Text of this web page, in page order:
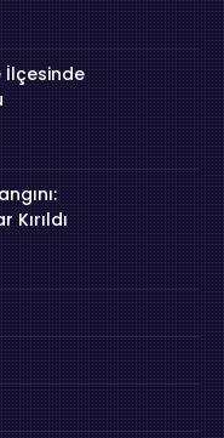
İlçesinde